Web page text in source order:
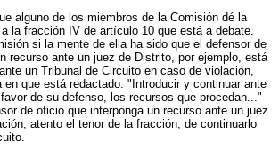
alguno de los miembros de la Comisión dé la
la fracción IV de artículo 10 que está a debate.
si la mente de ella ha sido que el defensor de
recurso ante un juez de Distrito, por ejemplo, está
un Tribunal de Circuito en caso de violación,
en que está redactado: "Introducir y continuar ante
de su defenso, los recursos que procedan..."
de oficio que interponga un recurso ante un juez
atento el tenor de la fracción, de continuarlo